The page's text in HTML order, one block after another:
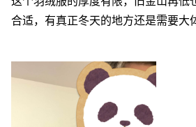
合适，有真正冬天的地方还是需要大